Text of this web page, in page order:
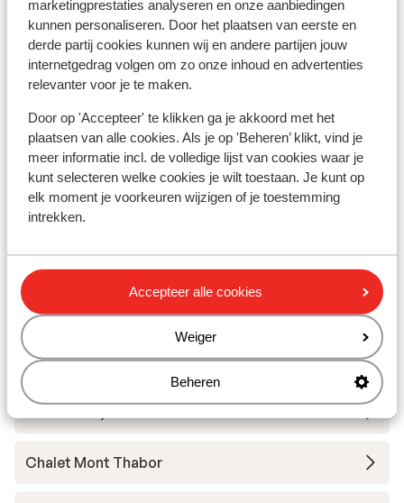
marketingprestaties analyseren en onze aanbiedingen
kunnen personaliseren. Door het plaatsen van eerste en
derde partij cookies kunnen wij en andere partijen jouw
internetgedrag volgen om zo onze inhoud en advertenties
relevanter voor je te maken.
Door op 'Accepteer' te klikken ga je akkoord met het
plaatsen van alle cookies. Als je op 'Beheren’ klikt, vind je
meer informatie incl. de volledige lijst van cookies waar je
kunt selecteren welke cookies je wilt toestaan. Je kunt op
elk moment je voorkeuren wijzigen of je toestemming
intrekken.
Accepteer alle cookies
Weiger
Beheren
Résidence Club MMV l'Etoile des Sybelles -
voordeeltarief
Résidence Le Hameau du Moulin
Chalet Colette
Chalets Skilodge
Résidence CGH L'Alpaga
Résidence CGH L'Alpaga - Voordeeltarief
Chalets Lézami
Chalet Mont Thabor